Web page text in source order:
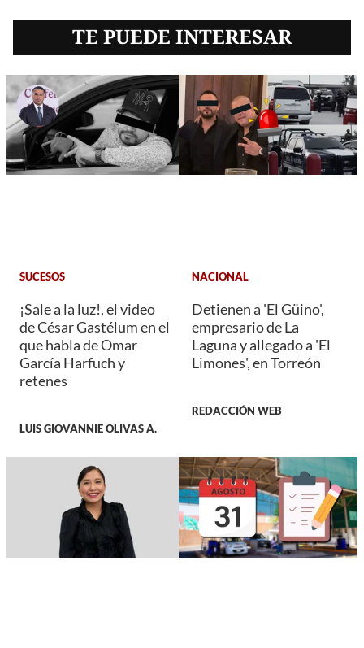
TE PUEDE INTERESAR
SUCESOS
¡Sale a la luz!, el video
de César Gastélum en el
que habla de Omar
García Harfuch y
retenes
LUIS GIOVANNIE OLIVAS A.
NACIONAL
Detienen a 'El Güino',
empresario de La
Laguna y allegado a 'El
Limones', en Torreón
REDACCIÓN WEB